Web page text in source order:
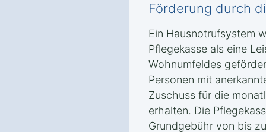
Förderung durch
Ein Hausnotrufsystem
Pflegekasse als eine
Wohnumfeldes
Personen mit
Zuschuss für die
erhalten. Die
Grundgebühr von bis